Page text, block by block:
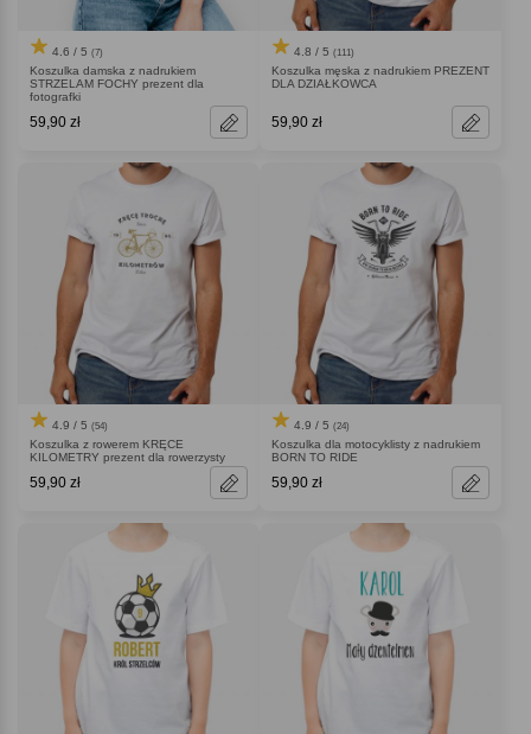
4.6 / 5 (7)
Koszulka damska z nadrukiem
STRZELAM FOCHY prezent dla
fotografki
59,90 zł
4.8 / 5 (111)
Koszulka męska z nadrukiem PREZENT
DLA DZIAŁKOWCA
59,90 zł
4.9 / 5 (54)
Koszulka z rowerem KRĘCE
KILOMETRY prezent dla rowerzysty
59,90 zł
4.9 / 5 (24)
Koszulka dla motocyklisty z nadrukiem
BORN TO RIDE
59,90 zł